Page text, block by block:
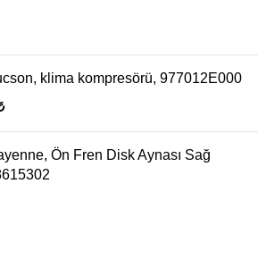
klima kompresörü, 977012E000
Ön Fren Disk Aynası Sağ